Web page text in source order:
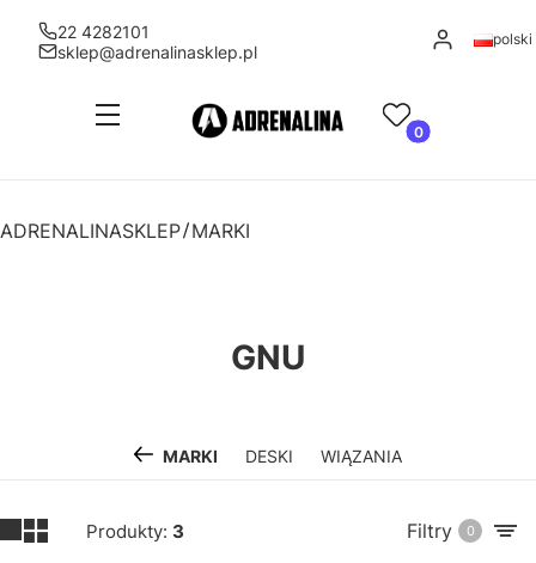
22 4282101
sklep@adrenalinasklep.pl
Zaloguj się
polski
Menu Ulubione
Produkty w
Koszyk
ADRENALINASKLEP MARKI
GNU
MARKI DESKI WIĄZANIA
Produkty: 3 Filtry 0